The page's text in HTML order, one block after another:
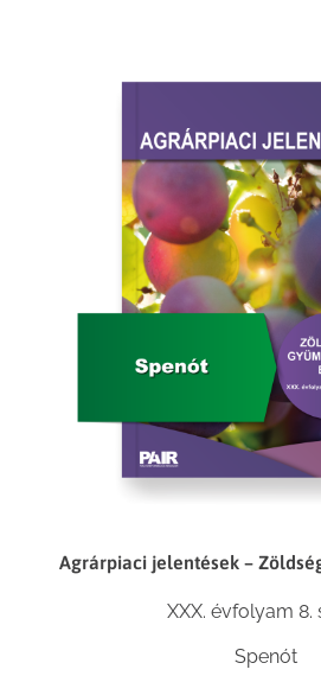
Agrárpiaci jelentések –
XXX. évfolyam 8.
Spenót